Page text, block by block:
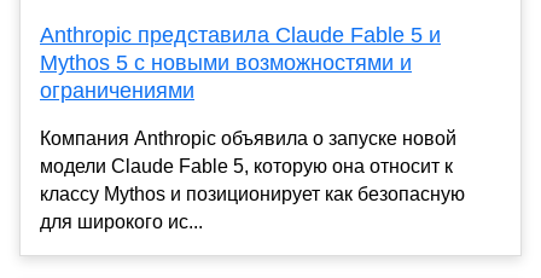
Anthropic представила Claude Fable 5 и
Mythos 5 с новыми возможностями и
ограничениями
Компания Anthropic объявила о запуске новой
модели Claude Fable 5, которую она относит к
классу Mythos и позиционирует как безопасную
для широкого ис...